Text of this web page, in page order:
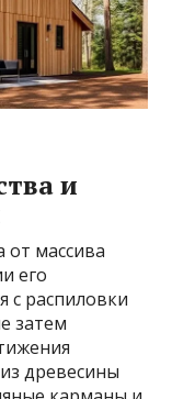
и
от массива
его
с распиловки
затем
древесины